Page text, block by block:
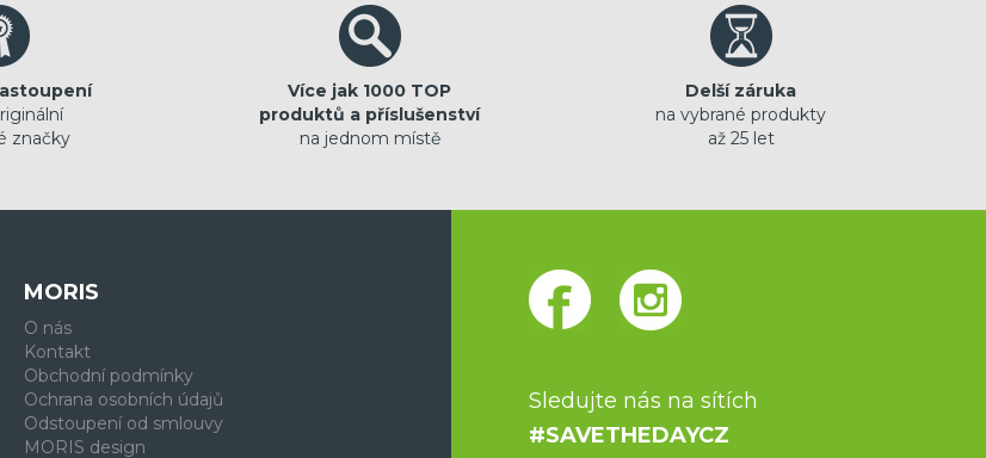
značky
Více jak 1000 TOP
produktů a příslušenství
na jednom místě
Delší záruka
na vybrané produkty
až 25 let
MORIS
O nás
Kontakt
Obchodní podmínky
Ochrana osobních údajů
Odstoupení od smlouvy
MORIS design
Sledujte nás na sítích
#SAVETHEDAYCZ